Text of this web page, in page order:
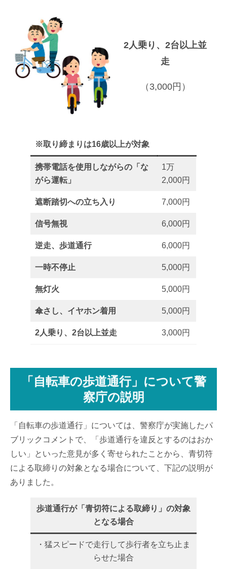
2人乗り、2台以上並
走
（3,000円）
※取り締まりは16歳以上が対象
携帯電話を使用しながらの「な
がら運転」
1万
2,000円
遮断踏切への立ち入り 7,000円
信号無視 6,000円
逆走、歩道通行 6,000円
一時不停止 5,000円
無灯火 5,000円
傘さし、イヤホン着用 5,000円
2人乗り、2台以上並走 3,000円
「自転車の歩道通行」について警
察庁の説明
「自転車の歩道通行」については、警察庁が実施したパ
ブリックコメントで、「歩道通行を違反とするのはおか
しい」といった意見が多く寄せられたことから、青切符
による取締りの対象となる場合について、下記の説明が
ありました。
歩道通行が「青切符による取締り」の対象
となる場合
・猛スピードで走行して歩行者を立ち止ま
らせた場合